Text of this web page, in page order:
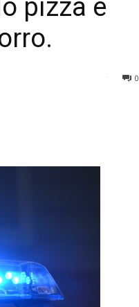
pizza e
0